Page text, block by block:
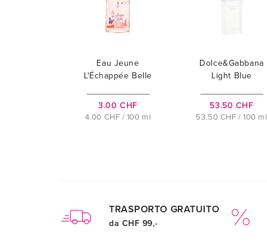
Eau Jeune
L'Échappée Belle
3.00 CHF
4.00 CHF / 100 ml
Dolce&Gabbana
Light Blue
53.50 CHF
53.50 CHF / 100 ml
TRASPORTO GRATUITO
da CHF 99,-